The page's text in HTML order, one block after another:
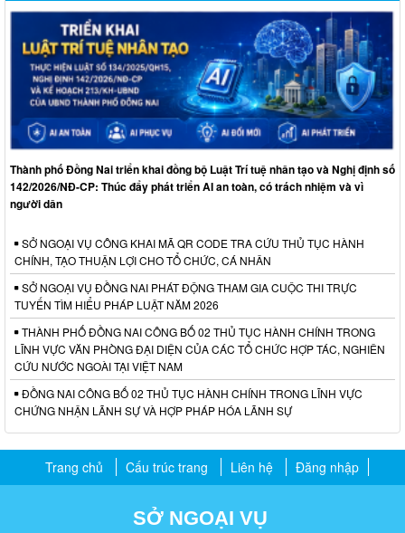
Thành phố Đồng Nai triển khai đồng bộ Luật Trí tuệ nhân tạo và Nghị định số
142/2026/NĐ-CP: Thúc đẩy phát triển AI an toàn, có trách nhiệm và vì
người dân
SỞ NGOẠI VỤ CÔNG KHAI MÃ QR CODE TRA CỨU THỦ TỤC HÀNH
CHÍNH, TẠO THUẬN LỢI CHO TỔ CHỨC, CÁ NHÂN
SỞ NGOẠI VỤ ĐỒNG NAI PHÁT ĐỘNG THAM GIA CUỘC THI TRỰC
TUYẾN TÌM HIỂU PHÁP LUẬT NĂM 2026
THÀNH PHỐ ĐỒNG NAI CÔNG BỐ 02 THỦ TỤC HÀNH CHÍNH TRONG
LĨNH VỰC VĂN PHÒNG ĐẠI DIỆN CỦA CÁC TỔ CHỨC HỢP TÁC, NGHIÊN
CỨU NƯỚC NGOÀI TẠI VIỆT NAM
ĐỒNG NAI CÔNG BỐ 02 THỦ TỤC HÀNH CHÍNH TRONG LĨNH VỰC
CHỨNG NHẬN LÃNH SỰ VÀ HỢP PHÁP HÓA LÃNH SỰ
Trang chủ Cấu trúc trang Liên hệ Đăng nhập
SỞ NGOẠI VỤ